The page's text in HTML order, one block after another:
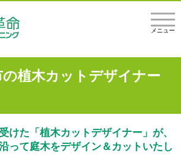
メニュー
の植木カットデザイナー
けた「植木カットデザイナー」が、
って庭木をデザイン＆カットいたし